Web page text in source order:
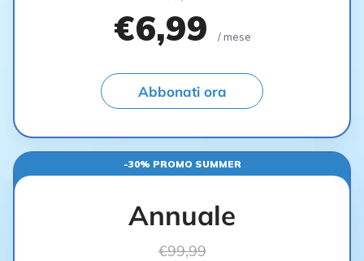
€6,99 / mese
Abbonati ora
-30% PROMO SUMMER
Annuale
€99,99